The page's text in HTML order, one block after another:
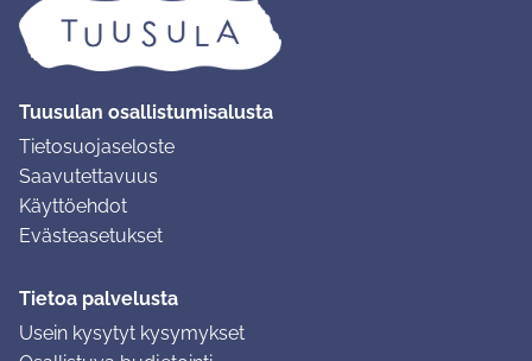
Tuusulan osallistumisalusta
Tietosuojaseloste
Saavutettavuus
Käyttöehdot
Evästeasetukset
Tietoa palvelusta
Usein kysytyt kysymykset